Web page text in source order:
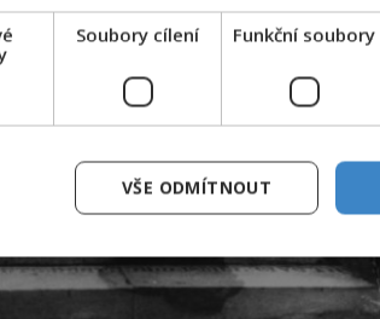
Soubory cílení Funkční soubory
VŠE ODMÍTNOUT